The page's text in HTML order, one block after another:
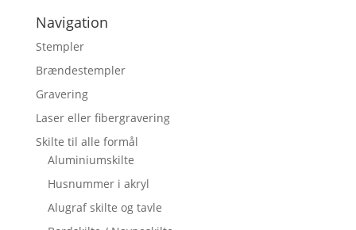
Navigation
Stempler
Brændestempler
Gravering
Laser eller fibergravering
Skilte til alle formål
Aluminiumskilte
Husnummer i akryl
Alugraf skilte og tavle